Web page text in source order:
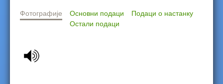
Фотографије Основни подаци
Подаци о настанку
Остали подаци